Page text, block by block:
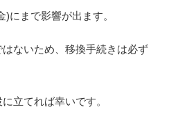
にまで影響が出ます。
ないため、移換手続きは必ず
立てれば幸いです。